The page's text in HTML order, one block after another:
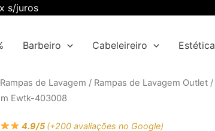
s/juros
Barbeiro Cabeleireiro Estética
Rampas de Lavagem / Rampas de Lavagem Outlet /
Ewtk-403008
4.9/5 (+200 avaliações no Google)
O
preço
O
preço